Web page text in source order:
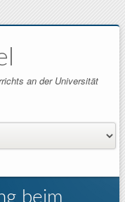
an der Universität
beim